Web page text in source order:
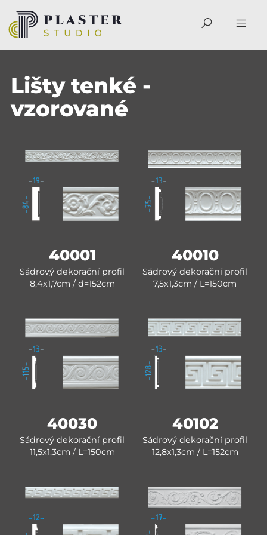
Lišty tenké -
vzorované
40001
Sádrový dekorační profil
8,4x1,7cm / d=152cm
40010
Sádrový dekorační profil
7,5x1,3cm / L=150cm
40030
Sádrový dekorační profil
11,5x1,3cm / L=150cm
40102
Sádrový dekorační profil
12,8x1,3cm / L=152cm